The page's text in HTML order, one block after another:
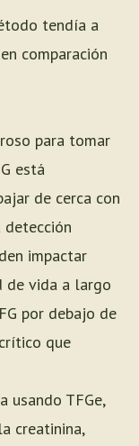
tendía a
comparación
para tomar
está
de cerca con
detección
impactar
de vida a largo
por debajo de
que
usando TFGe,
creatinina,